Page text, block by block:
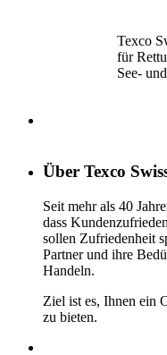
Texco
für
See-
Über Texco
Seit mehr als 40
dass
sollen Zufriedenheit
Partner und ihre
Handeln.
Ziel ist es, Ihnen ein
zu bieten.